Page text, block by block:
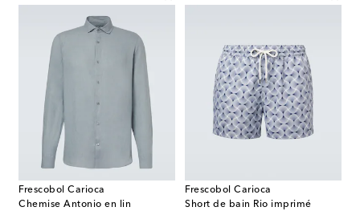
Frescobol Carioca
Chemise Antonio en lin
Frescobol Carioca
Short de bain Rio imprimé